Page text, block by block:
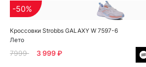
Кроссовки Strobbs GALAXY W 7597-6
Лето
-50%
7999 3 999 ₽